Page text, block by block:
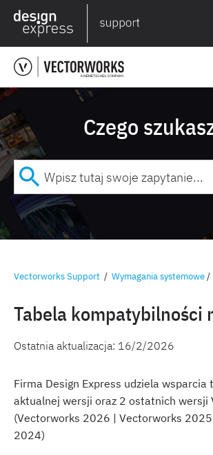
Czego
Vectorworks Support / Wymagania systemowe/
Tabela kompatybilności
Ostatnia aktualizacja: 16/2/2026
Firma Design Express udziela wsparcia
aktualnej wersji oraz 2 ostatnich wersji
(Vectorworks 2026 | Vectorworks
2024)